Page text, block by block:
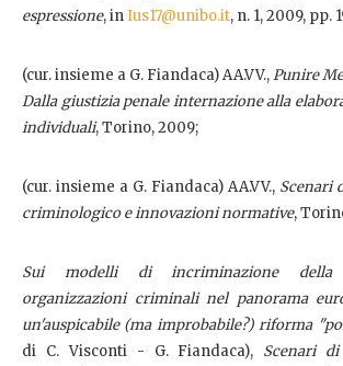
espressione, inIus17@unibo.it, n. 1, 2009, pp.
(cur. insieme a G. Fiandaca) AA.VV.,Punire
Dalla giustizia penale internazione alla
individuali, Torino, 2009;
(cur. insieme a G. Fiandaca) AA.VV., Scenari
criminologico e innovazioni normative,
Sui modelli di incriminazione della
organizzazioni criminali nel panorama
un'auspicabile (ma improbabile?) riforma
di C. Visconti - G. Fiandaca), Scenari